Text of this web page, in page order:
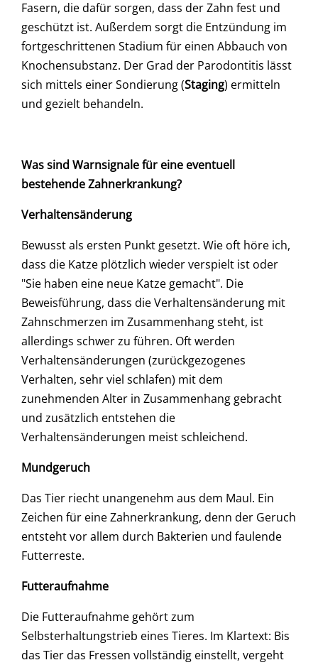
Fasern, die dafür sorgen, dass der Zahn fest und
geschützt ist. Außerdem sorgt die Entzündung im
fortgeschrittenen Stadium für einen Abbauch von
Knochensubstanz. Der Grad der Parodontitis lässt
sich mittels einer Sondierung (Staging) ermitteln
und gezielt behandeln.
Was sind Warnsignale für eine eventuell
bestehende Zahnerkrankung?
Verhaltensänderung
Bewusst als ersten Punkt gesetzt. Wie oft höre ich,
dass die Katze plötzlich wieder verspielt ist oder
"Sie haben eine neue Katze gemacht". Die
Beweisführung, dass die Verhaltensänderung mit
Zahnschmerzen im Zusammenhang steht, ist
allerdings schwer zu führen. Oft werden
Verhaltensänderungen (zurückgezogenes
Verhalten, sehr viel schlafen) mit dem
zunehmenden Alter in Zusammenhang gebracht
und zusätzlich entstehen die
Verhaltensänderungen meist schleichend.
Mundgeruch
Das Tier riecht unangenehm aus dem Maul. Ein
Zeichen für eine Zahnerkrankung, denn der Geruch
entsteht vor allem durch Bakterien und faulende
Futterreste.
Futteraufnahme
Die Futteraufnahme gehört zum
Selbsterhaltungstrieb eines Tieres. Im Klartext: Bis
das Tier das Fressen vollständig einstellt, vergeht